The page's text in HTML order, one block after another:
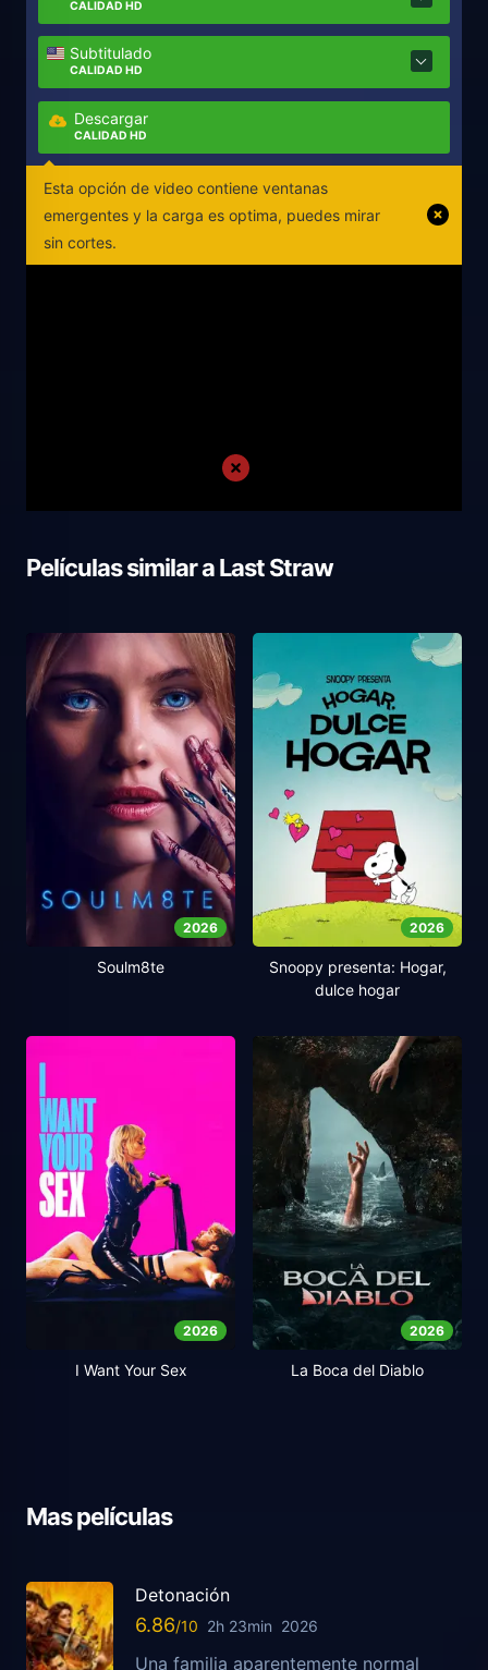
CALIDAD HD
Subtitulado
CALIDAD HD
Descargar
CALIDAD HD
Esta opción de video contiene ventanas
emergentes y la carga es optima, puedes mirar
sin cortes.
Películas similar aLast Straw
2026
Soulm8te
2026
Snoopy presenta: Hogar,
dulce hogar
2026
I Want Your Sex
2026
La Boca del Diablo
Mas películas
Detonación
6.86 2h 23min 2026
Una familia aparentemente normal